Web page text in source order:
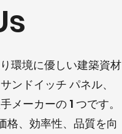
環境に優しい建築資材
ンドイッチ パネル、
ーカーの 1 つです。
格、効率性、品質を向